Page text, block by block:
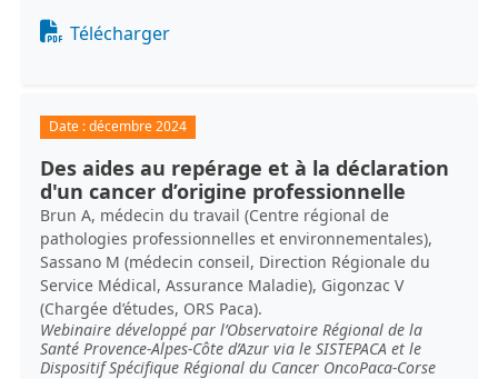
Document
Télécharger
Date :décembre 2024
Des aides au repérage et à la déclaration
d'un cancer d’origine professionnelle
Brun A, médecin du travail (Centre régional de
pathologies professionnelles et environnementales),
Sassano M (médecin conseil, Direction Régionale du
Service Médical, Assurance Maladie), Gigonzac V
(Chargée d’études, ORS Paca).
Webinaire développé par l’Observatoire Régional de la
Santé Provence-Alpes-Côte d’Azur via le SISTEPACA et le
Dispositif Spécifique Régional du Cancer OncoPaca-Corse